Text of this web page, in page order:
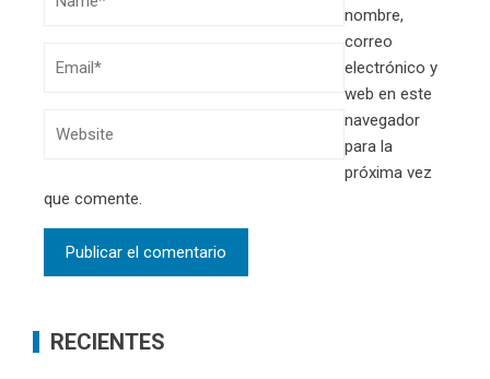
nombre,
correo
electrónico y
web en este
navegador
para la
próxima vez
que comente.
RECIENTES